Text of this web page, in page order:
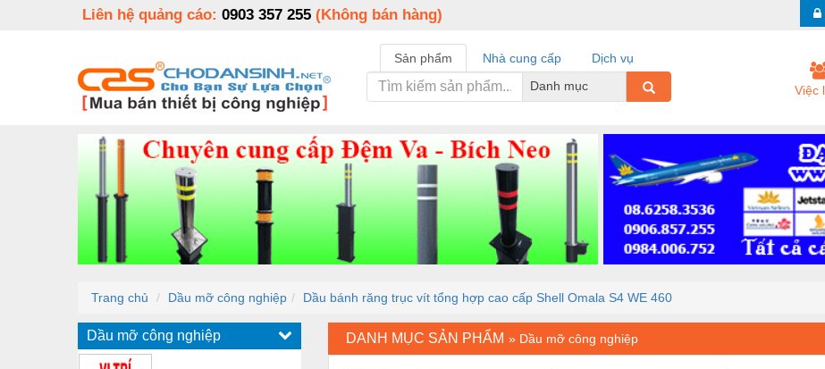
Liên hệ quảng cáo: 0903 357 255 (Không bán hàng)
Sản phẩm Nhà cung cấp
Dịch vụ
Danh mục
Việc
Trang chủ Dầu mỡ công nghiệp Dầu bánh răng trục vít tổng hợp cao cấp Shell Omala S4 WE 460
Dầu mỡ công nghiệp DANH MỤC SẢN PHẨM » Dầu mỡ công nghiệp